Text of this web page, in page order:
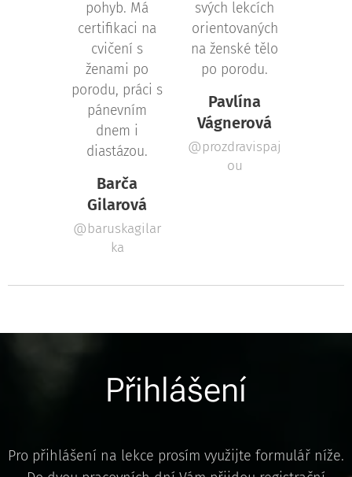
pohyb. Má
certifikaci na
cvičení s
ženami po
porodu, práci s
pánevním
dnem i
diastázou.
Barča
Gilarová
@baruskagilar
ka
svých lekcích
orientovaných
na ženské tělo
po porodu.
Pavlína
Vágnerová
@prozdravispaj
ou
Přihlášení
Pro přihlášení na lekce prosím využijte formulář níže.